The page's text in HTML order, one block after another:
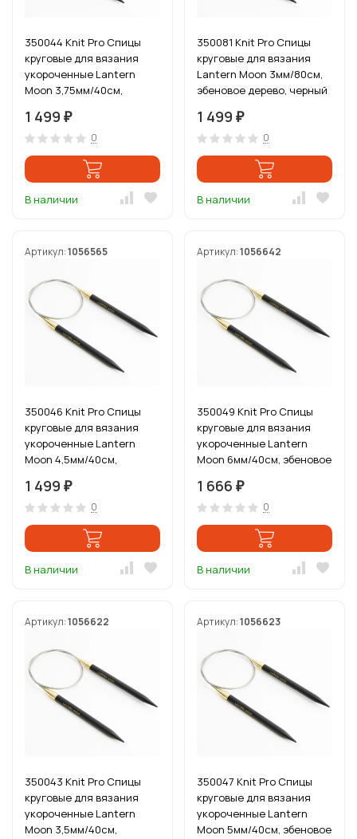
350044 Knit Pro Спицы
круговые для вязания
укороченные Lantern
Moon 3,75мм/40см,
1 499 ₽
0
В наличии
350081 Knit Pro Спицы
круговые для вязания
Lantern Moon 3мм/80см,
эбеновое дерево, черный
1 499 ₽
0
В наличии
Артикул:1056565
350046 Knit Pro Спицы
круговые для вязания
укороченные Lantern
Moon 4,5мм/40см,
1 499 ₽
0
В наличии
Артикул:1056642
350049 Knit Pro Спицы
круговые для вязания
укороченные Lantern
Moon 6мм/40см, эбеновое
1 666 ₽
0
В наличии
Артикул:1056622
350043 Knit Pro Спицы
круговые для вязания
укороченные Lantern
Moon 3,5мм/40см,
Артикул:1056623
350047 Knit Pro Спицы
круговые для вязания
укороченные Lantern
Moon 5мм/40см, эбеновое